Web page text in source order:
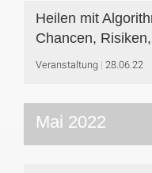
Heilen mit
Chancen,
Veranstaltung 28.06.22
Mai 2022